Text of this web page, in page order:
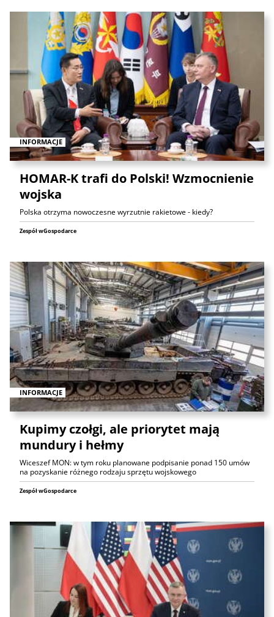
INFORMACJE
HOMAR-K trafi do Polski! Wzmocnienie
wojska
Polska otrzyma nowoczesne wyrzutnie rakietowe - kiedy?
Zespół wGospodarce
INFORMACJE
Kupimy czołgi, ale priorytet mają
mundury i hełmy
Wiceszef MON: w tym roku planowane podpisanie ponad 150 umów
na pozyskanie różnego rodzaju sprzętu wojskowego
Zespół wGospodarce